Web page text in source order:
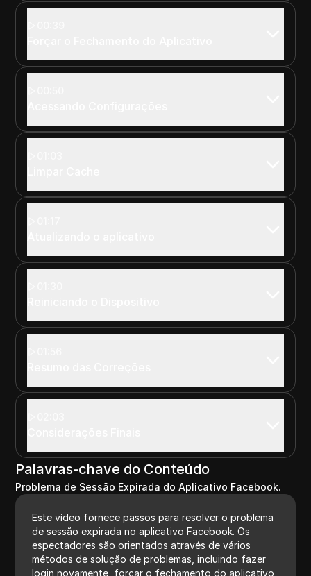
Palavras-chave do Conteúdo
Problema de Sessão Expirada do Aplicativo Facebook.
Este vídeo fornece passos para resolver o problema
de sessão expirada no aplicativo Facebook. Os
espectadores são orientados através de vários
métodos de solução de problemas, incluindo fazer
login novamente, forçar o fechamento do aplicativo,